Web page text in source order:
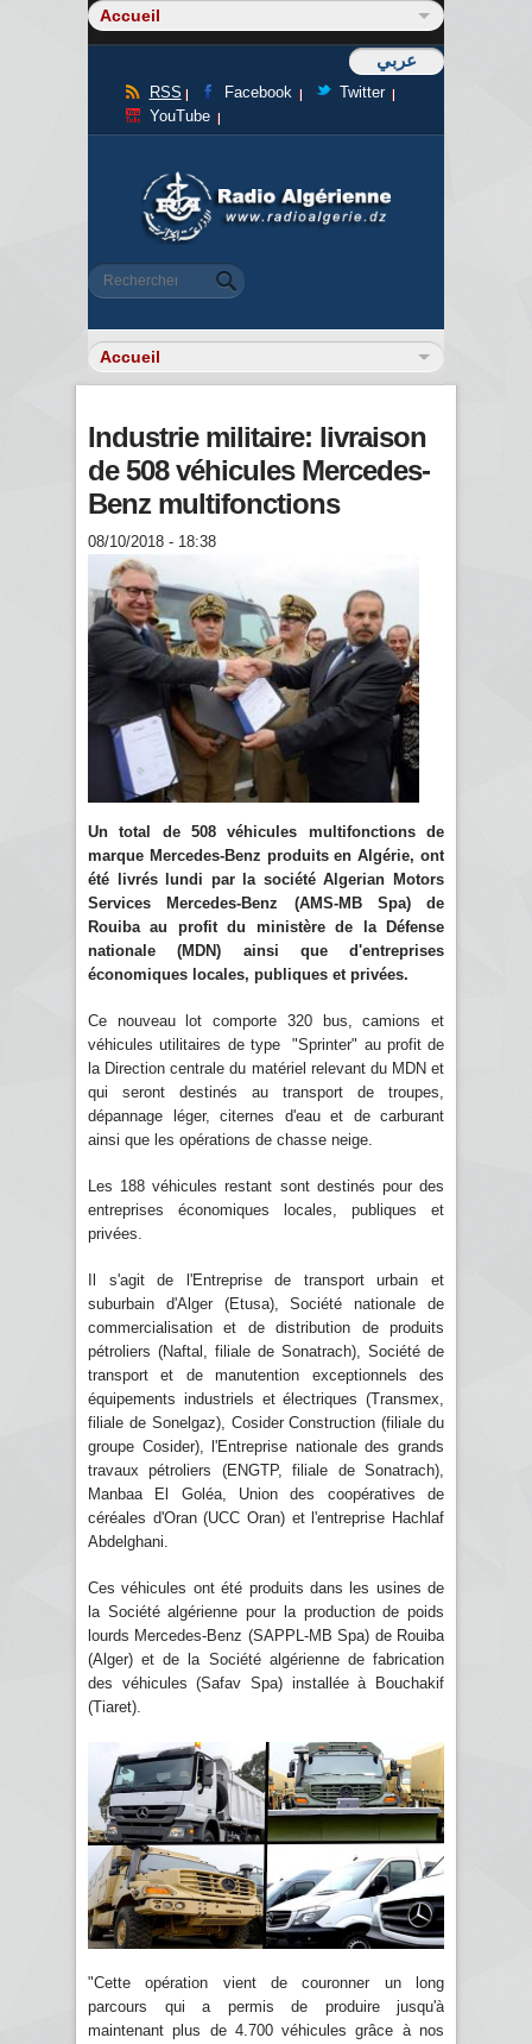
عربي
RSS Facebook
Twitter
YouTube
Formulaire de recherche
Rechercher
Industrie militaire: livraison
de 508 véhicules Mercedes-
Benz multifonctions
08/10/2018 - 18:38
Un total de 508 véhicules multifonctions de
marque Mercedes-Benz produits en Algérie, ont
été livrés lundi par la société Algerian Motors
Services Mercedes-Benz (AMS-MB Spa) de
Rouiba au profit du ministère de la Défense
nationale (MDN) ainsi que d'entreprises
économiques locales, publiques et privées.
Ce nouveau lot comporte 320 bus, camions et
véhicules utilitaires de type "Sprinter" au profit de
la Direction centrale du matériel relevant du MDN et
qui seront destinés au transport de troupes,
dépannage léger, citernes d'eau et de carburant
ainsi que les opérations de chasse neige.
Les 188 véhicules restant sont destinés pour des
entreprises économiques locales, publiques et
privées.
Il s'agit de l'Entreprise de transport urbain et
suburbain d'Alger (Etusa), Société nationale de
commercialisation et de distribution de produits
pétroliers (Naftal, filiale de Sonatrach), Société de
transport et de manutention exceptionnels des
équipements industriels et électriques (Transmex,
filiale de Sonelgaz), Cosider Construction (filiale du
groupe Cosider), l'Entreprise nationale des grands
travaux pétroliers (ENGTP, filiale de Sonatrach),
Manbaa El Goléa, Union des coopératives de
céréales d'Oran (UCC Oran) et l'entreprise Hachlaf
Abdelghani.
Ces véhicules ont été produits dans les usines de
la Société algérienne pour la production de poids
lourds Mercedes-Benz (SAPPL-MB Spa) de Rouiba
(Alger) et de la Société algérienne de fabrication
des véhicules (Safav Spa) installée à Bouchakif
(Tiaret).
"Cette opération vient de couronner un long
parcours qui a permis de produire jusqu'à
maintenant plus de 4.700 véhicules grâce à nos